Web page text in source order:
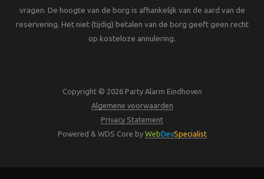
vragen. De hoogte van de borg is afhankelijk van de aard van de
reservering. Het niet (tijdig) betalen van de borg geeft geen recht
op kosteloze annulering.
Copyright © 2026 Party Alarm Eindhoven
Algemene voorwaarden
Privacy Statement
Powered & WDS Core by WebDevSpecialist